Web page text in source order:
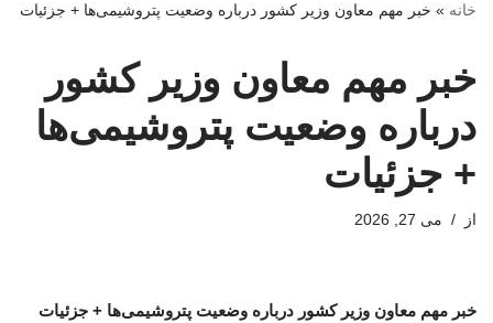
خانه » خبر مهم معاون وزیر کشور درباره وضعیت پتروشیمی‌ها + جزئیات
خبر مهم معاون وزیر کشور
درباره وضعیت پتروشیمی‌ها
+ جزئیات
از می 27, 2026
خبر مهم معاون وزیر کشور درباره وضعیت پتروشیمی‌ها + جزئیات